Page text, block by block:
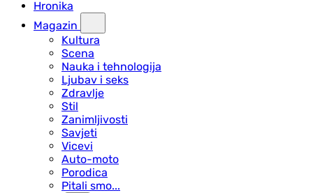
Hronika
Magazin
Kultura
Scena
Nauka i tehnologija
Ljubav i seks
Zdravlje
Stil
Zanimljivosti
Savjeti
Vicevi
Auto-moto
Porodica
Pitali smo...